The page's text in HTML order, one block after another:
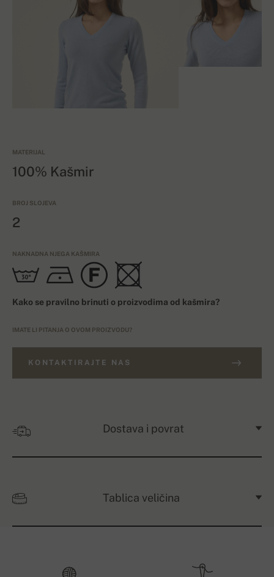
MATERIJAL
100% Kašmir
BROJ SLOJEVA
2
NAKNADNA NJEGA KAŠMIRA
Kako se pravilno brinuti o proizvodima od kašmira?
IMATE LI PITANJA O OVOM PROIZVODU?
KONTAKTIRAJTE NAS
Dostava i povrat
Tablica veličina